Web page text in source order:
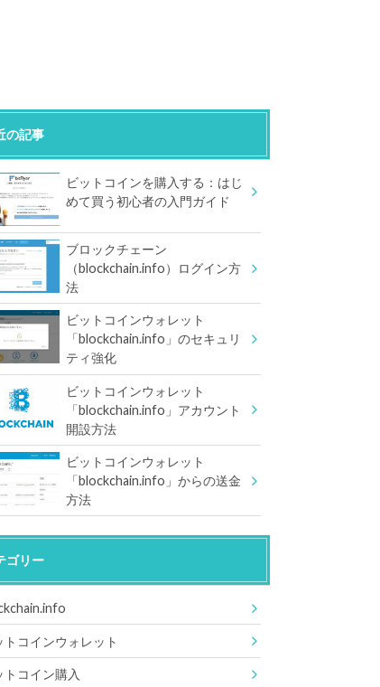
の記事
ビットコインを購入する：はじ
めて買う初心者の入門ガイド
ブロックチェーン
（blockchain.info）ログイン方
法
ビットコインウォレット
「blockchain.info」のセキュリ
ティ強化
ビットコインウォレット
「blockchain.info」アカウント
開設方法
ビットコインウォレット
「blockchain.info」からの送金
方法
ゴリー
トコインウォレット
トコイン購入